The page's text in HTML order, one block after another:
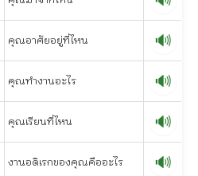
คุณอาศัยอยู่ที่ไหน 🔊
คุณทำงานอะไร 🔊
คุณเรียนที่ไหน 🔊
งานอดิเรกของคุณคืออะไร 🔊